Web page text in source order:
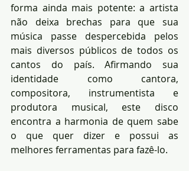
forma ainda mais potente: a artista
não deixa brechas para que sua
música passe despercebida pelos
mais diversos públicos de todos os
cantos do país. Afirmando sua
identidade como cantora,
compositora, instrumentista e
produtora musical, este disco
encontra a harmonia de quem sabe
o que quer dizer e possui as
melhores ferramentas para fazê-lo.